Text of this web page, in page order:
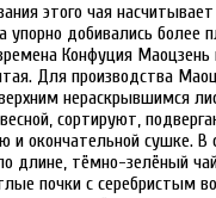
этого чая
добивались более
Конфуция
Для производства
нераскрывшимся
сортируют,
и окончательной сушке. В
длине, тёмно-зелёный
почки с серебристым